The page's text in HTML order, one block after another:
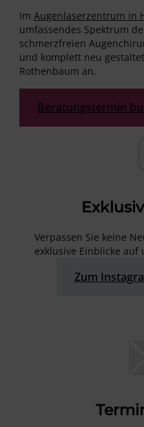
Im Augenlaserzentrum in
umfassendes Spektrum
schmerzfreien
und komplett neu
Rothenbaum an.
Beratungstermin
Verpassen Sie keine
exklusive Einblicke auf
Zum